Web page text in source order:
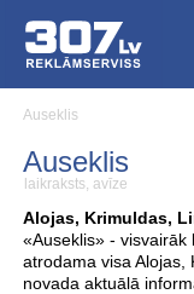
Auseklis
Auseklis
laikraksts, avīze
Alojas, Krimuldas,
«Auseklis» -
atrodama visa Alojas,
novada aktuālā